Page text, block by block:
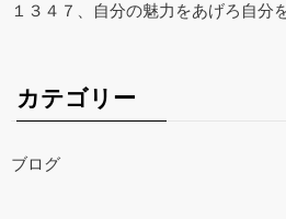
１３４７、自分の魅力をあげろ自分
カテゴリー
ブログ